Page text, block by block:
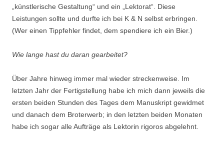
„künstlerische Gestaltung“ und ein „Lektorat“. Diese
Leistungen sollte und durfte ich bei K & N selbst erbringen.
(Wer einen Tippfehler findet, dem spendiere ich ein Bier.)
Wie lange hast du daran gearbeitet?
Über Jahre hinweg immer mal wieder streckenweise. Im
letzten Jahr der Fertigstellung habe ich mich dann jeweils die
ersten beiden Stunden des Tages dem Manuskript gewidmet
und danach dem Broterwerb; in den letzten beiden Monaten
habe ich sogar alle Aufträge als Lektorin rigoros abgelehnt.